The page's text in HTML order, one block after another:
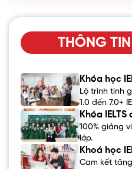
THÔNG
Khóa học
Lộ trình tinh
1.0 đến 7.0+
Khóa IELTS
100% giảng
lớp.
Khoá học
Cam kết